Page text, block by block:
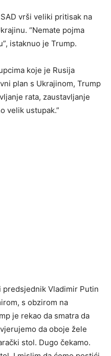
vrši veliki pritisak na
“Nemate pojma
istaknuo je Trump.
koje je Rusija
plan s Ukrajinom, Trump
rata, zaustavljanje
velik ustupak.”
Vladimir Putin
s obzirom na
je rekao da smatra da
da oboje žele
stol. Dugo čekamo.